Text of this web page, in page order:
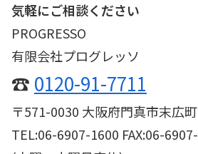
気軽にご相談ください
PROGRESSO
有限会社プログレッソ
☎ 0120-91-7711
〒571-0030 大阪府門真市末広
TEL:06-6907-1600 FAX:06-